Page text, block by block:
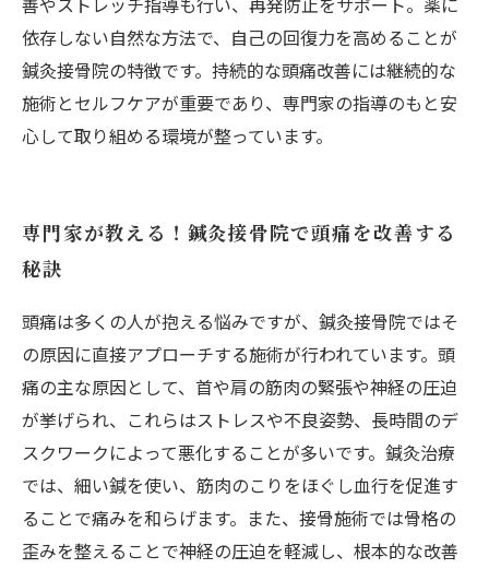
依存しない自然な方法で、自己の回復力を高めることが
鍼灸接骨院の特徴です。持続的な頭痛改善には継続的な
施術とセルフケアが重要であり、専門家の指導のもと安
心して取り組める環境が整っています。
専門家が教える！鍼灸接骨院で頭痛を改善する
秘訣
頭痛は多くの人が抱える悩みですが、鍼灸接骨院ではそ
の原因に直接アプローチする施術が行われています。頭
痛の主な原因として、首や肩の筋肉の緊張や神経の圧迫
が挙げられ、これらはストレスや不良姿勢、長時間のデ
スクワークによって悪化することが多いです。鍼灸治療
では、細い鍼を使い、筋肉のこりをほぐし血行を促進す
ることで痛みを和らげます。また、接骨施術では骨格の
歪みを整えることで神経の圧迫を軽減し、根本的な改善